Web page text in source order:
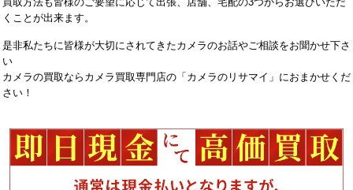
くことが出来ます。
是非私たちに皆様が大切にされてきたカメラのお話やご相談をお聞かせ下さ
い
カメラの買取ならカメラ買取専門店の「カメラのリサマイ」におまかせくだ
さい！